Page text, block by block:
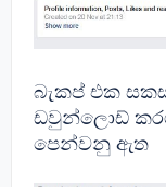
බැකප් එක
ඩවුන්ලොඩ්
පෙන්වනු ඇත